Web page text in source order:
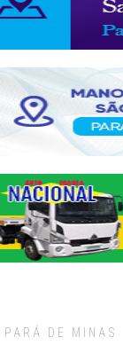
PARÁ DE MINAS